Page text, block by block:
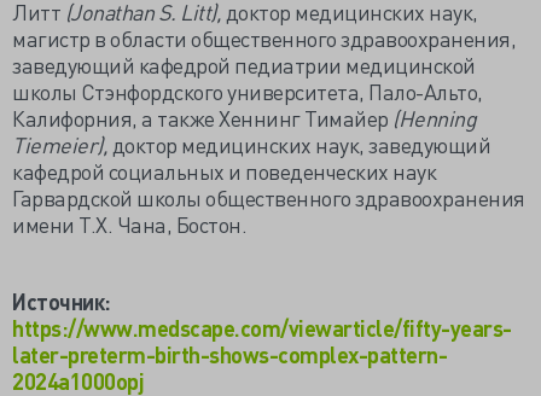
Литт (Jonathan S. Litt), доктор медицинских наук,
магистр в области общественного здравоохранения,
заведующий кафедрой педиатрии медицинской
школы Стэнфордского университета, Пало-Альто,
Калифорния, а также Хеннинг Тимайер (Henning
Tiemeier), доктор медицинских наук, заведующий
кафедрой социальных и поведенческих наук
Гарвардской школы общественного здравоохранения
имени Т.Х. Чана, Бостон.
Источник:
https://www.medscape.com/viewarticle/fifty-years-
later-preterm-birth-shows-complex-pattern-
2024a1000opj